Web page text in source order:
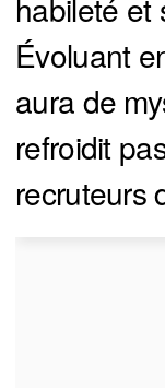
Évoluant
aura de
refroidit
recruteurs